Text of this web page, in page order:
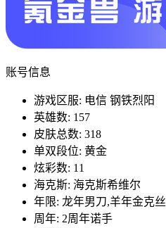
账号信息
游戏区服: 电信 钢铁烈阳
英雄数: 157
皮肤总数: 318
单双段位: 黄金
炫彩数: 11
海克斯: 海克斯希维尔
年限: 龙年男刀,羊年金克丝
周年: 2周年诺手